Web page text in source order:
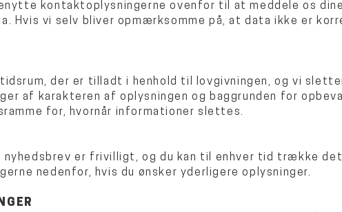
kontaktoplysningerne ovenfor til at meddele os
Hvis vi selv bliver opmærksomme på, at data ikke er
der er tilladt i henhold til lovgivningen, og vi
af karakteren af oplysningen og baggrunden for
for, hvornår informationer slettes.
er frivilligt, og du kan til enhver tid trække
nedenfor, hvis du ønsker yderligere oplysninger.